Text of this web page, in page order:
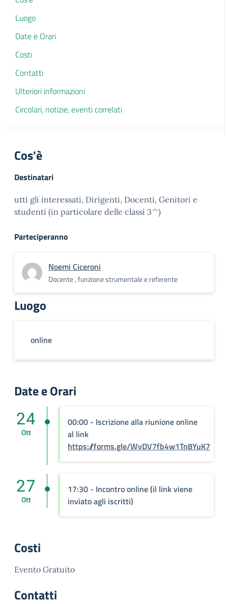
Luogo
Date e Orari
Costi
Contatti
Ulteriori informazioni
Circolari, notizie, eventi correlati
Cos'è
Destinatari
utti gli interessati, Dirigenti, Docenti, Genitori e
studenti (in particolare delle classi 3^)
Parteciperanno
Noemi Ciceroni
Docente , funzione strumentale e referente
Luogo
online
Date e Orari
00:00 - Iscrizione alla riunione online
al link
https://forms.gle/WvDV7fb4w1Tn8YuK7
24
Ott
17:30 - Incontro online (il link viene
inviato agli iscritti)
27
Ott
Costi
Evento Gratuito
Contatti